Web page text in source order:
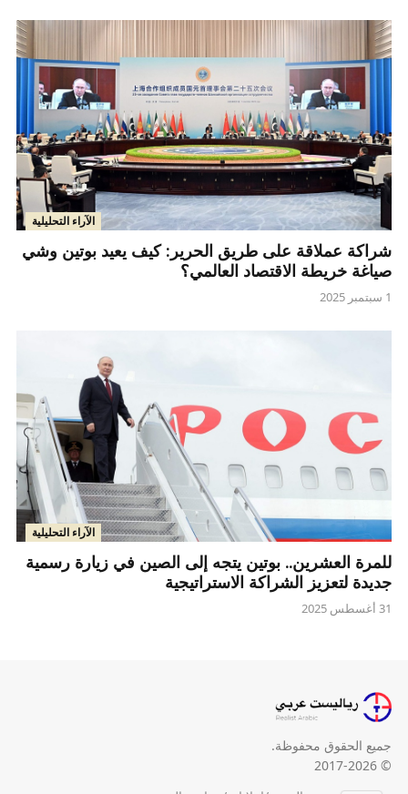
الآراء التحليلية
شراكة عملاقة على طريق الحرير: كيف يعيد بوتين وشي
صياغة خريطة الاقتصاد العالمي؟
1 سبتمبر 2025
الآراء التحليلية
للمرة العشرين.. بوتين يتجه إلى الصين في زيارة رسمية
جديدة لتعزيز الشراكة الاستراتيجية
31 أغسطس 2025
جميع الحقوق محفوظة.
© 2017-2026